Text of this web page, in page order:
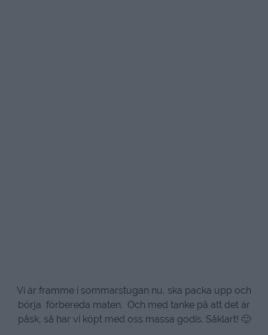
Vi är framme i sommarstugan nu, ska packa upp och
börja förbereda maten. Och med tanke på att det är
påsk, så har vi köpt med oss massa godis. Såklart! 🙂